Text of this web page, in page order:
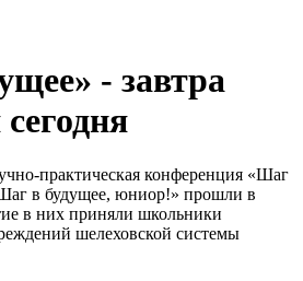
- завтра
практическая конференция «Шаг
в будущее, юниор!» прошли в
в них приняли школьники
шелеховской системы